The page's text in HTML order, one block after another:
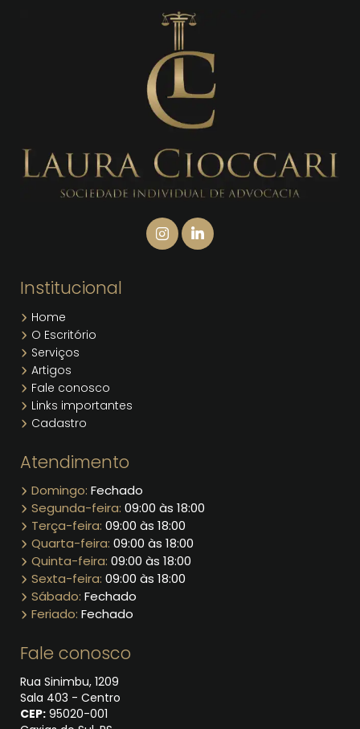
Institucional
Home
O Escritório
Serviços
Artigos
Fale conosco
Links importantes
Cadastro
Atendimento
Domingo: Fechado
Segunda-feira: 09:00 às 18:00
Terça-feira: 09:00 às 18:00
Quarta-feira: 09:00 às 18:00
Quinta-feira: 09:00 às 18:00
Sexta-feira: 09:00 às 18:00
Sábado: Fechado
Feriado: Fechado
Fale conosco
Rua Sinimbu, 1209
Sala 403 - Centro
CEP: 95020​-001